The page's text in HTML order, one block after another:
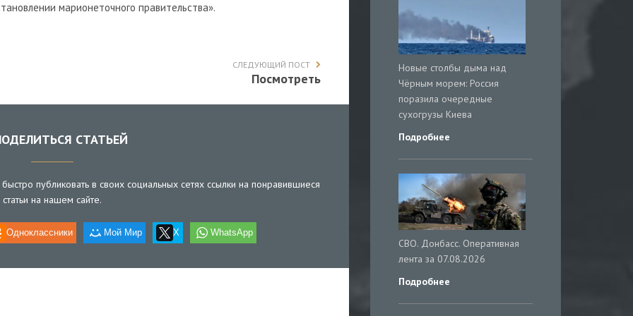
марионеточного правительства».
СЛЕДУЮЩИЙ ПОСТ
Посмотреть
СТАТЬЕЙ
публиковать в своих социальных сетях ссылки на понравившиеся
статьи на нашем сайте.
Одноклассники Мой Мир X WhatsApp
Новые столбы дыма над
Чёрным морем: Россия
поразила очередные
сухогрузы Киева
Подробнее
СВО. Донбасс. Оперативная
лента за 07.08.2026
Подробнее